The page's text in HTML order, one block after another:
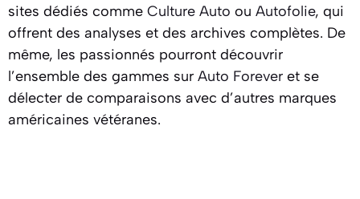
sites dédiés comme Culture Auto ou Autofolie, qui
offrent des analyses et des archives complètes. De
même, les passionnés pourront découvrir
l’ensemble des gammes sur Auto Forever et se
délecter de comparaisons avec d’autres marques
américaines vétéranes.